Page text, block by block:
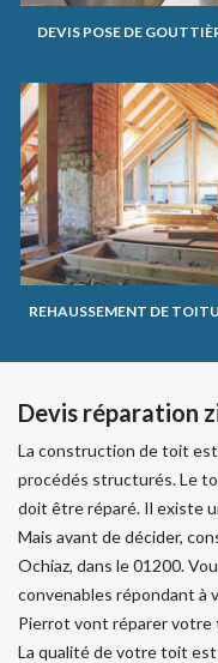
DEVIS POSE DE
REHAUSSEMENT DE
Devis réparation
La construction de toit
procédés structurés. Le
doit être réparé. Il existe
Mais avant de décider,
Ochiaz, dans le 01200.
convenables répondant à
Pierrot vont réparer votre
La qualité de votre toit